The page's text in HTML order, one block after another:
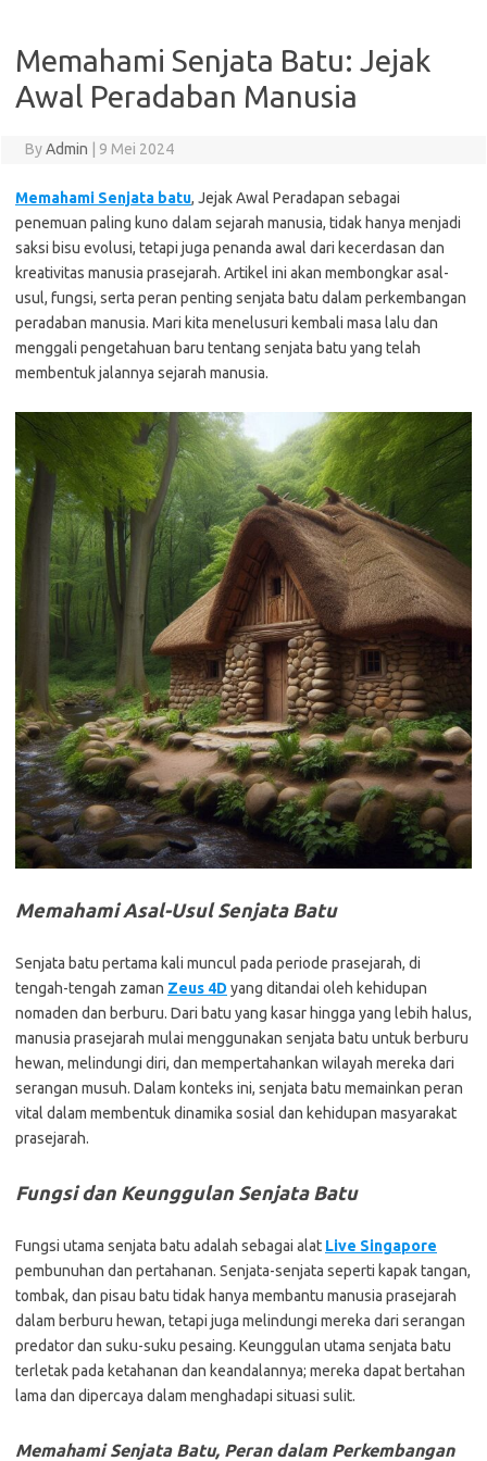
Memahami Senjata Batu: Jejak
Awal Peradaban Manusia
ByAdmin 9 Mei 2024
Memahami Senjata batu, Jejak Awal Peradapan sebagai
penemuan paling kuno dalam sejarah manusia, tidak hanya menjadi
saksi bisu evolusi, tetapi juga penanda awal dari kecerdasan dan
kreativitas manusia prasejarah. Artikel ini akan membongkar asal-
usul, fungsi, serta peran penting senjata batu dalam perkembangan
peradaban manusia. Mari kita menelusuri kembali masa lalu dan
menggali pengetahuan baru tentang senjata batu yang telah
membentuk jalannya sejarah manusia.
Memahami Asal-Usul Senjata Batu
Senjata batu pertama kali muncul pada periode prasejarah, di
tengah-tengah zaman Zeus 4D yang ditandai oleh kehidupan
nomaden dan berburu. Dari batu yang kasar hingga yang lebih halus,
manusia prasejarah mulai menggunakan senjata batu untuk berburu
hewan, melindungi diri, dan mempertahankan wilayah mereka dari
serangan musuh. Dalam konteks ini, senjata batu memainkan peran
vital dalam membentuk dinamika sosial dan kehidupan masyarakat
prasejarah.
Fungsi dan Keunggulan Senjata Batu
Fungsi utama senjata batu adalah sebagai alat Live Singapore
pembunuhan dan pertahanan. Senjata-senjata seperti kapak tangan,
tombak, dan pisau batu tidak hanya membantu manusia prasejarah
dalam berburu hewan, tetapi juga melindungi mereka dari serangan
predator dan suku-suku pesaing. Keunggulan utama senjata batu
terletak pada ketahanan dan keandalannya; mereka dapat bertahan
lama dan dipercaya dalam menghadapi situasi sulit.
Memahami Senjata Batu, Peran dalam Perkembangan